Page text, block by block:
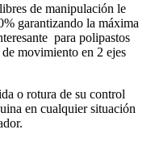
de manipulación le
garantizando la máxima
para polipastos
movimiento en 2 ejes
o rotura de su control
en cualquier situación